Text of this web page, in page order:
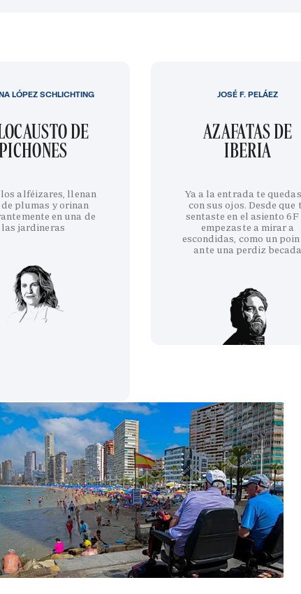
DE
los alféizares, llenan
plumas y orinan
en una de
las jardineras
LÓPEZ SCHLICHTING
AZAFATAS DE
IBERIA
Ya a la entrada te
con sus ojos. Desde que
sentaste en el asiento 6F
empezaste a mirar a
escondidas, como un
ante una perdiz becada
JOSÉ F. PELÁEZ